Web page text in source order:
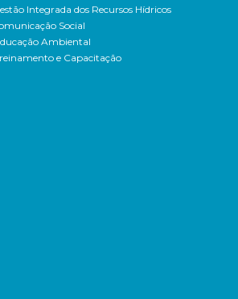
Integrada dos Recursos Hídricos
Social
Ambiental
e Capacitação